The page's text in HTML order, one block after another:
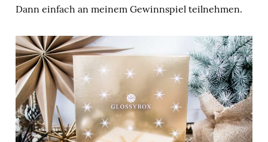
Dann einfach an meinem Gewinnspiel teilnehmen.